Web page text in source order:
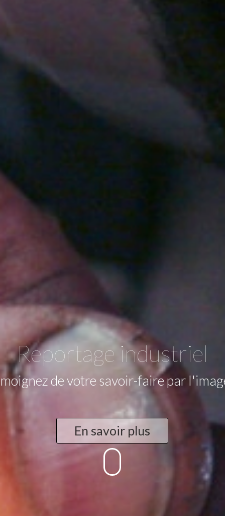
Reportage industriel
de votre savoir-faire par
En savoir plus